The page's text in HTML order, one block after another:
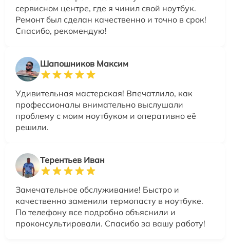
сервисном центре, где я чинил свой ноутбук.
Ремонт был сделан качественно и точно в срок!
Спасибо, рекомендую!
Шапошников Максим
Удивительная мастерская! Впечатлило, как
профессионалы внимательно выслушали
проблему с моим ноутбуком и оперативно её
решили.
Терентьев Иван
Замечательное обслуживание! Быстро и
качественно заменили термопасту в ноутбуке.
По телефону все подробно объяснили и
проконсультировали. Спасибо за вашу работу!